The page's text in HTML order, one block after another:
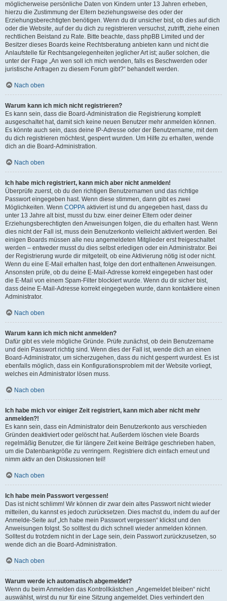
möglicherweise persönliche Daten von Kindern unter 13 Jahren erheben,
hierzu die Zustimmung der Eltern beziehungsweise des oder der
Erziehungsberechtigten benötigen. Wenn du dir unsicher bist, ob dies auf dich
oder die Website, auf der du dich zu registrieren versuchst, zutrifft, ziehe einen
rechtlichen Beistand zu Rate. Bitte beachte, dass phpBB Limited und der
Besitzer dieses Boards keine Rechtsberatung anbieten kann und nicht die
Anlaufstelle für Rechtsangelegenheiten jeglicher Art ist; außer solchen, die
unter der Frage „An wen soll ich mich wenden, falls es Beschwerden oder
juristische Anfragen zu diesem Forum gibt?“ behandelt werden.
Nach oben
Warum kann ich mich nicht registrieren?
Es kann sein, dass die Board-Administration die Registrierung komplett
ausgeschaltet hat, damit sich keine neuen Benutzer mehr anmelden können.
Es könnte auch sein, dass deine IP-Adresse oder der Benutzername, mit dem
du dich registrieren möchtest, gesperrt wurden. Um Hilfe zu erhalten, wende
dich an die Board-Administration.
Nach oben
Ich habe mich registriert, kann mich aber nicht anmelden!
Überprüfe zuerst, ob du den richtigen Benutzernamen und das richtige
Passwort eingegeben hast. Wenn diese stimmen, dann gibt es zwei
Möglichkeiten. Wenn COPPA aktiviert ist und du angegeben hast, dass du
unter 13 Jahre alt bist, musst du bzw. einer deiner Eltern oder deiner
Erziehungsberechtigten den Anweisungen folgen, die du erhalten hast. Wenn
dies nicht der Fall ist, muss dein Benutzerkonto vielleicht aktiviert werden. Bei
einigen Boards müssen alle neu angemeldeten Mitglieder erst freigeschaltet
werden – entweder musst du dies selbst erledigen oder ein Administrator. Bei
der Registrierung wurde dir mitgeteilt, ob eine Aktivierung nötig ist oder nicht.
Wenn du eine E-Mail erhalten hast, folge den dort enthaltenen Anweisungen.
Ansonsten prüfe, ob du deine E-Mail-Adresse korrekt eingegeben hast oder
die E-Mail von einem Spam-Filter blockiert wurde. Wenn du dir sicher bist,
dass deine E-Mail-Adresse korrekt eingegeben wurde, dann kontaktiere einen
Administrator.
Nach oben
Warum kann ich mich nicht anmelden?
Dafür gibt es viele mögliche Gründe. Prüfe zunächst, ob dein Benutzername
und dein Passwort richtig sind. Wenn dies der Fall ist, wende dich an einen
Board-Administrator, um sicherzugehen, dass du nicht gesperrt wurdest. Es ist
ebenfalls möglich, dass ein Konfigurationsproblem mit der Website vorliegt,
welches ein Administrator lösen muss.
Nach oben
Ich habe mich vor einiger Zeit registriert, kann mich aber nicht mehr
anmelden?!
Es kann sein, dass ein Administrator dein Benutzerkonto aus verschieden
Gründen deaktiviert oder gelöscht hat. Außerdem löschen viele Boards
regelmäßig Benutzer, die für längere Zeit keine Beiträge geschrieben haben,
um die Datenbankgröße zu verringern. Registriere dich einfach erneut und
nimm aktiv an den Diskussionen teil!
Nach oben
Ich habe mein Passwort vergessen!
Das ist nicht schlimm! Wir können dir zwar dein altes Passwort nicht wieder
mitteilen, du kannst es jedoch zurücksetzen. Dies machst du, indem du auf der
Anmelde-Seite auf „Ich habe mein Passwort vergessen“ klickst und den
Anweisungen folgst. So solltest du dich schnell wieder anmelden können.
Solltest du trotzdem nicht in der Lage sein, dein Passwort zurückzusetzen, so
wende dich an die Board-Administration.
Nach oben
Warum werde ich automatisch abgemeldet?
Wenn du beim Anmelden das Kontrollkästchen „Angemeldet bleiben“ nicht
auswählst, wirst du nur für eine Sitzung angemeldet. Dies verhindert den